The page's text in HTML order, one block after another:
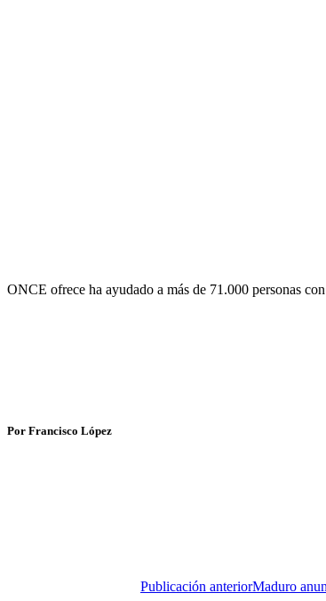
ONCE ofrece ha ayudado a más de 71.000 personas
Por Francisco López
Publicación anteriorMaduro